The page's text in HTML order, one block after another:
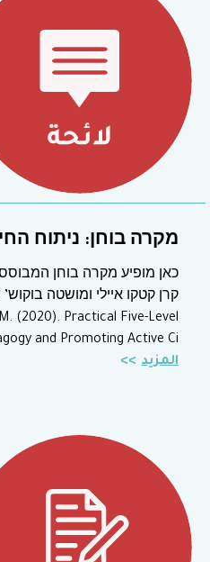
מקרה בוחן: ניתוח
כאן מופיע מקרה בוחן
קרן קטקו איילי ומושטה
(2020). Practical Five-Level
and Promoting Active Ci
المزيد